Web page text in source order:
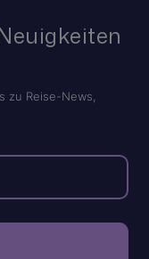
zu Reise-News,